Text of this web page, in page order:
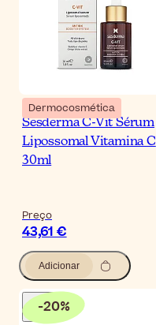
Dermocosmética
Sesderma C-Vit Sérum
Lipossomal Vitamina C
30ml
Preço
43,61 €
Adicionar
-20%